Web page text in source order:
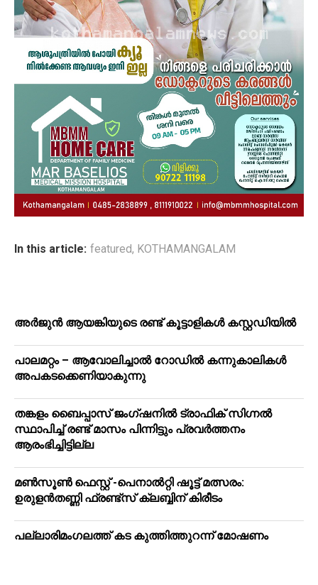
In this article: featured, KOTHAMANGALAM
അർജുൻ ആയങ്കിയുടെ രണ്ട് കൂട്ടാളികൾ കസ്റ്റഡിയിൽ
പാലമറ്റം – ആവോലിച്ചാൽ റോഡിൽ കന്നുകാലികൾ
അപകടക്കെണിയാകുന്നു
തങ്കളം ബൈപ്പാസ് ജംഗ്ഷനിൽ ട്രാഫിക് സിഗ്നല്‍
സ്ഥാപിച്ച് രണ്ട് മാസം പിന്നിട്ടും പ്രവർത്തനം
ആരംഭിച്ചിട്ടില്ല
മൺസൂൺ ഫെസ്റ്റ് -പെനാൽറ്റി ഷൂട്ട് മത്സരം:
ഉരുളൻതണ്ണി ഫ്രണ്ട്സ് ക്ലബ്ബിന് കിരീടം
പ​ല്ലാ​രി​മം​ഗ​ല​ത്ത് ക​ട കു​ത്തി​ത്തുറ​ന്ന് മോ​ഷ​ണം